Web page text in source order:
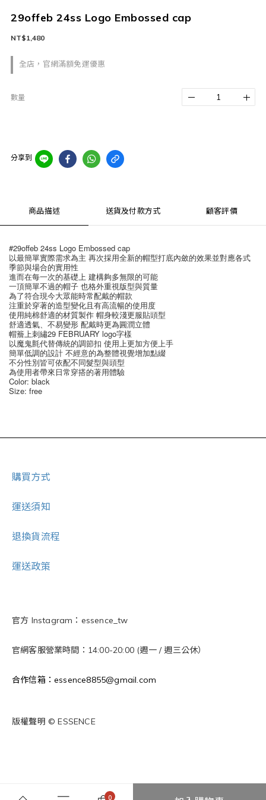
29offeb 24ss Logo Embossed cap
全店，官網滿額免運優惠
NT$1,480
數量
分享到
商品描述 送貨及付款方式 顧客評價
#29offeb 24ss Logo Embossed cap
以最簡單實際需求為主 再次採用全新的帽型打底內斂的效果並對應各式
季節與場合的實用性
進而在每一次的基礎上 建構夠多無限的可能
一頂簡單不過的帽子 也格外重視版型與質量
為了符合現今大眾能時常配戴的帽款
注重於穿著的造型變化且有高流暢的使用度
使用純棉舒適的材質製作 帽身較淺更服貼頭型
舒適透氣、不易變形 配戴時更為圓潤立體
帽簷上刺繡29 FEBRUARY logo字樣
以魔鬼氈代替傳統的調節扣 使用上更加方便上手
簡單低調的設計 不經意的為整體視覺增加點綴
不分性別皆可依配不同髮型與頭型
為使用者帶來日常穿搭的著用體驗
Color: black
Size: free
購買方式
運送須知
退換貨流程
運送政策
官方 Instagram：essence_tw
官網客服營業時間：14:00-20:00 (週一 / 週三公休）
合作信箱：essence8855@gmail.com
版權聲明 © ESSENCE